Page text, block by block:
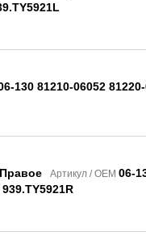
130 81210-06052
Правое Артикул / OEM 06-